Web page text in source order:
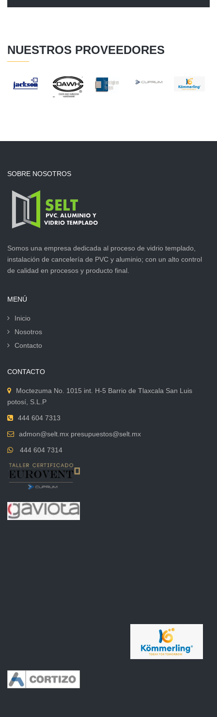
NUESTROS PROVEEDORES
SOBRE NOSOTROS
Somos una empresa dedicada al proceso de vidrio templado,
instalación de cancelería de PVC y aluminio; con un alto control
de calidad en procesos y producto final.
MENÚ
Inicio
Nosotros
Contacto
CONTACTO
Moctezuma No. 1015 int. H-5 Barrio de Tlaxcala San Luis
potosí, S.L.P
444 604 7313
admon@selt.mx presupuestos@selt.mx
444 604 7314